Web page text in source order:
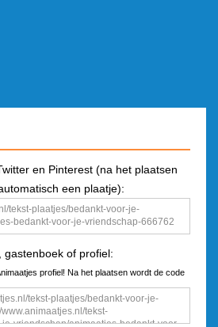
en Pinterest (na het plaatsen
een plaatje):
gastenboek of profiel:
profiel! Na het plaatsen wordt de code